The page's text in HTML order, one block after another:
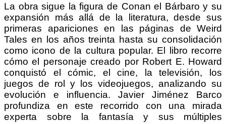
La obra sigue la figura de Conan el Bárbaro y su
expansión más allá de la literatura, desde sus
primeras apariciones en las páginas de Weird
Tales en los años treinta hasta su consolidación
como icono de la cultura popular. El libro recorre
cómo el personaje creado por Robert E. Howard
conquistó el cómic, el cine, la televisión, los
juegos de rol y los videojuegos, analizando su
evolución e influencia. Javier Jiménez Barco
profundiza en este recorrido con una mirada
experta sobre la fantasía y sus múltiples